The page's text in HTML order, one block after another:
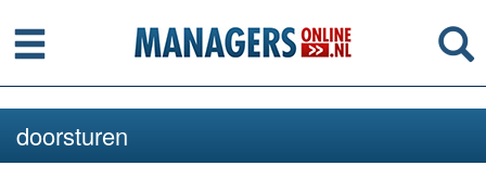
Menu
doorsturen